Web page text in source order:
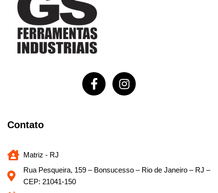
Contato
Matriz - RJ
Rua Pesqueira, 159 – Bonsucesso – Rio de Janeiro – RJ –
CEP: 21041-150